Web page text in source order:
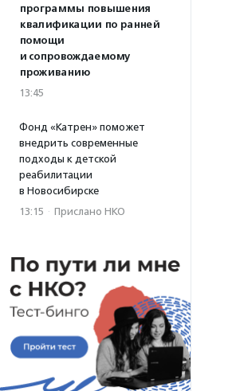
программы повышения
квалификации по ранней
помощи
и сопровождаемому
проживанию
13:45
Фонд «Катрен» поможет
внедрить современные
подходы к детской
реабилитации
в Новосибирске
13:15 · Прислано НКО